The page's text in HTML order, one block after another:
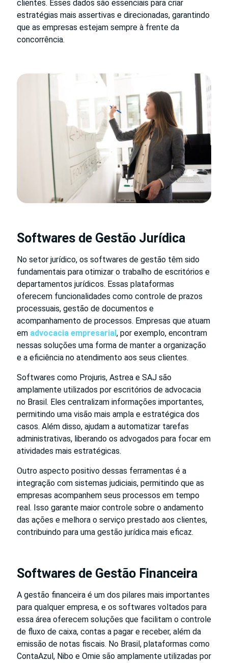
clientes. Esses dados são essenciais para criar
estratégias mais assertivas e direcionadas, garantindo
que as empresas estejam sempre à frente da
concorrência.
Softwares de Gestão Jurídica
No setor jurídico, os softwares de gestão têm sido
fundamentais para otimizar o trabalho de escritórios e
departamentos jurídicos. Essas plataformas
oferecem funcionalidades como controle de prazos
processuais, gestão de documentos e
acompanhamento de processos. Empresas que atuam
em advocacia empresarial , por exemplo, encontram
nessas soluções uma forma de manter a organização
e a eficiência no atendimento aos seus clientes.
Softwares como Projuris, Astrea e SAJ são
amplamente utilizados por escritórios de advocacia
no Brasil. Eles centralizam informações importantes,
permitindo uma visão mais ampla e estratégica dos
casos. Além disso, ajudam a automatizar tarefas
administrativas, liberando os advogados para focar em
atividades mais estratégicas.
Outro aspecto positivo dessas ferramentas é a
integração com sistemas judiciais, permitindo que as
empresas acompanhem seus processos em tempo
real. Isso garante maior controle sobre o andamento
das ações e melhora o serviço prestado aos clientes,
contribuindo para uma gestão jurídica mais eficaz.
Softwares de Gestão Financeira
A gestão financeira é um dos pilares mais importantes
para qualquer empresa, e os softwares voltados para
essa área oferecem soluções que facilitam o controle
de fluxo de caixa, contas a pagar e receber, além da
emissão de notas fiscais. No Brasil, plataformas como
ContaAzul, Nibo e Omie são amplamente utilizadas por